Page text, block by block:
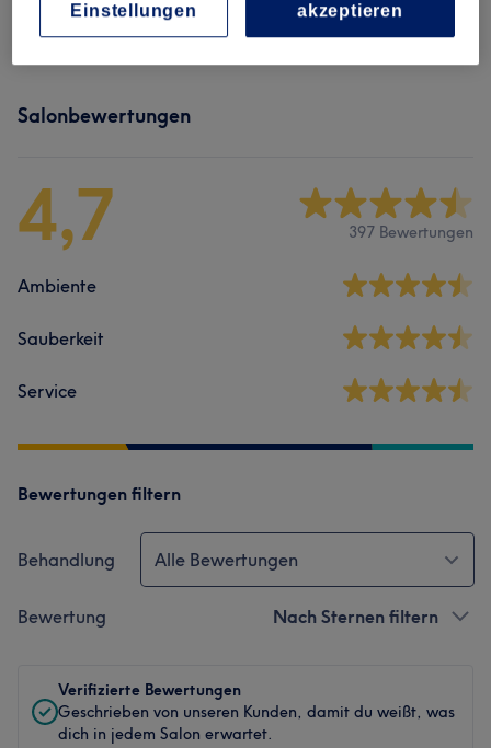
Zubuchbare Extras
Salonbewertungen
4,7 397 Bewertungen
Ambiente
Sauberkeit
Service
Bewertungen filtern
Behandlung Alle Bewertungen
Bewertung Nach Sternen filtern
Verifizierte Bewertungen
Geschrieben von unseren Kunden, damit du weißt, was
dich in jedem Salon erwartet.
Einstellungen
akzeptieren